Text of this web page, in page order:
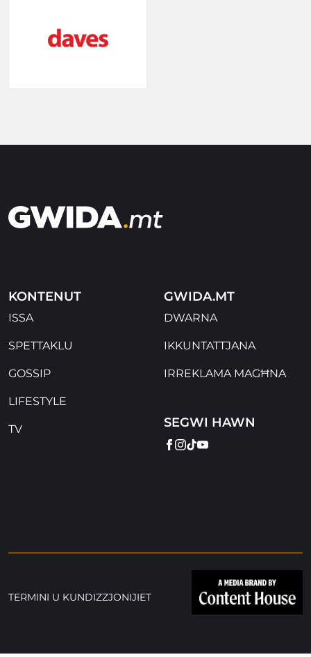
KONTENUT
ISSA
SPETTAKLU
GOSSIP
LIFESTYLE
TV
GWIDA.MT
DWARNA
IKKUNTATTJANA
IRREKLAMA MAGĦNA
SEGWI HAWN
FACEBOOK
INSTAGRAM
TIKTOK
YOUTUBE
TERMINI U KUNDIZZJONIJIET